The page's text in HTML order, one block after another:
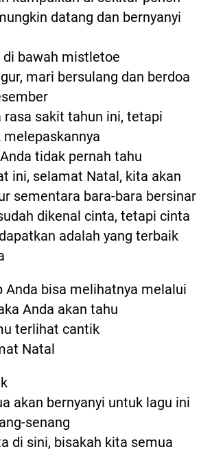
datang dan bernyanyi
bawah mistletoe
mari bersulang dan berdoa
rasa sakit tahun ini, tetapi
tidak pernah tahu
ini, selamat Natal, kita akan
sementara bara-bara bersinar
dikenal cinta, tetapi cinta
adalah yang terbaik
Anda bisa melihatnya melalui
Anda akan tahu
terlihat cantik
Natal
akan bernyanyi untuk lagu ini
senang
di sini, bisakah kita semua